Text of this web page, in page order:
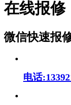
在线报修
微信快速报
电话